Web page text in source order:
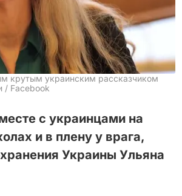
крутым украинским рассказчиком
/ Facebook
с украинцами на
и в плену у врага,
Украины Ульяна